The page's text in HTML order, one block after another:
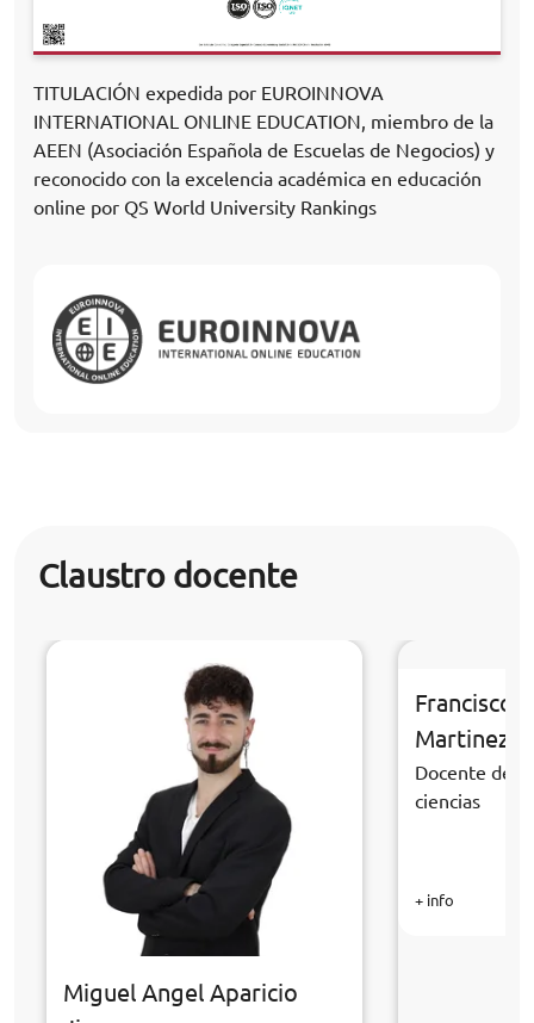
TITULACIÓN expedida por EUROINNOVA
INTERNATIONAL ONLINE EDUCATION, miembro de la
AEEN (Asociación Española de Escuelas de Negocios) y
reconocido con la excelencia académica en educación
online por QS World University Rankings
Claustro docente
Miguel Angel Aparicio
Francisco
Martinez
Docente de
ciencias
+ info